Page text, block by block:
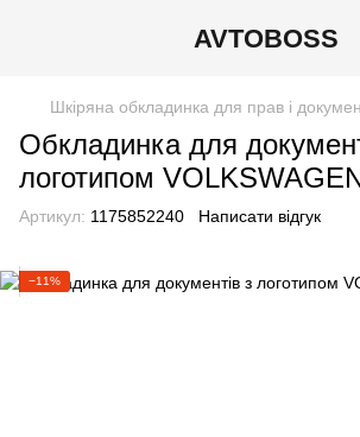
AVTOBOSS
Шкіряна обкладинка для прав і
Обкладинка для
логотипом
Артикул: 1175852240 Написати відгук
−11%